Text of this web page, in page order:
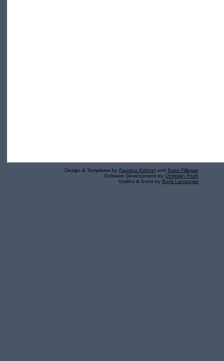
Design & Templates by Faustus Kühnel und Sven Fillinger
Software Development by Christian Fruth
Grafics & Icons by Boris Langanke